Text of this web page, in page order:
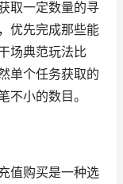
取一定数量的寻
优先完成那些能
场典范玩法比
单个任务获取的
不小的数目。
值购买是一种选